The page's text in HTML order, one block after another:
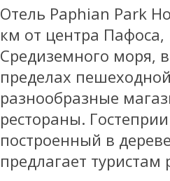
Отель Paphian Park
км от центра Пафоса,
Средиземного моря,
пределах
разнообразные
рестораны.
построенный в
предлагает